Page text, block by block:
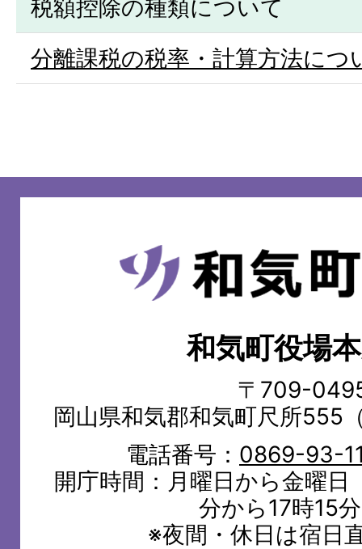
税額控除の種類について
分離課税の税率・計算方法につ
和
気
和気町役場
〒709-
岡山県和気郡和気町尺所555
電話番号： 0869-93-
開庁時間：月曜日から金曜
分から17時15
※夜間・休日は宿日